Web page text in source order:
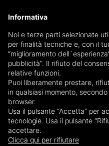
Receive a copy of
Choose
6 results for
Informativa
Noi e terze parti selezionate
per finalità tecniche e, con il
“miglioramento
pubblicità”. Il rifiuto del
relative funzioni.
Puoi liberamente prestare,
in qualsiasi momento,
browser.
Usa il pulsante “Accetta” per
tecnologie. Usa il pulsante
accettare.
Clicca qui per rifiutare